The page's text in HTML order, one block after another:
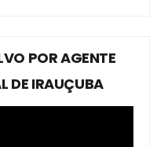
POR AGENTE
DE IRAUÇUBA